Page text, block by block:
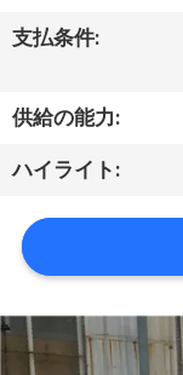
工
場
旅
品
質
支払条件:
供給の能力:
ハイライト: